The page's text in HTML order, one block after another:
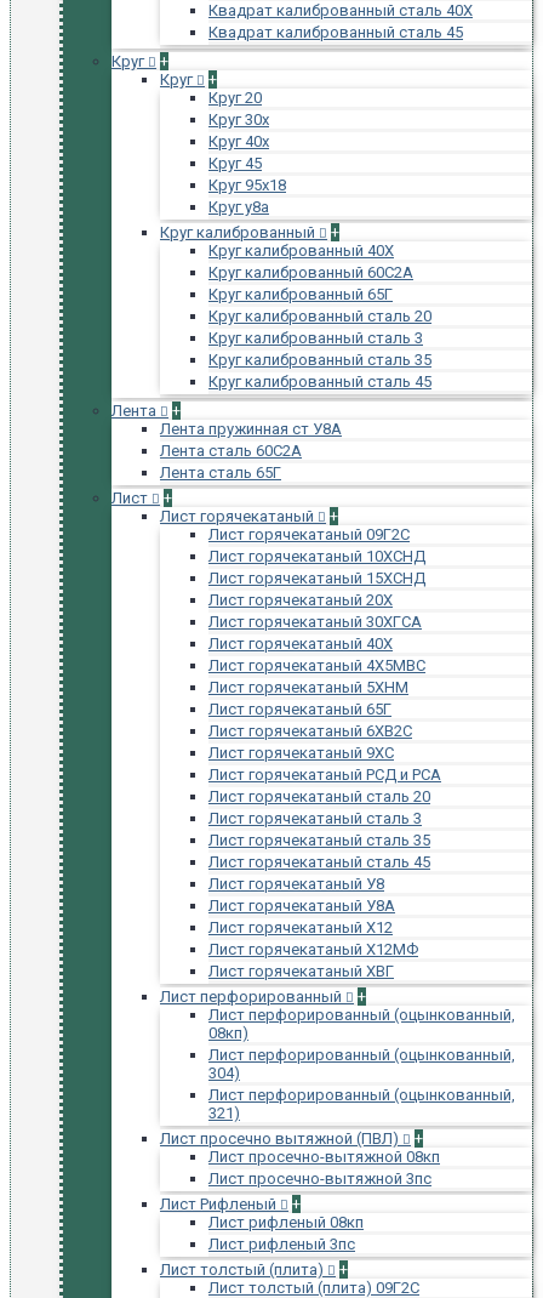
Квадрат калиброванный сталь 40Х
Квадрат калиброванный сталь 45
Круг
+
Круг
+
Круг 20
Круг 30х
Круг 40х
Круг 45
Круг 95х18
Круг у8а
Круг калиброванный
+
Круг калиброванный 40Х
Круг калиброванный 60С2А
Круг калиброванный 65Г
Круг калиброванный сталь 20
Круг калиброванный сталь 3
Круг калиброванный сталь 35
Круг калиброванный сталь 45
Лента
+
Лента пружинная ст У8А
Лента сталь 60С2А
Лента сталь 65Г
Лист
+
Лист горячекатаный
+
Лист горячекатаный 09Г2С
Лист горячекатаный 10ХСНД
Лист горячекатаный 15ХСНД
Лист горячекатаный 20Х
Лист горячекатаный 30ХГСА
Лист горячекатаный 40Х
Лист горячекатаный 4Х5МВС
Лист горячекатаный 5ХНМ
Лист горячекатаный 65Г
Лист горячекатаный 6ХВ2С
Лист горячекатаный 9ХС
Лист горячекатаный РСД и РСА
Лист горячекатаный сталь 20
Лист горячекатаный сталь 3
Лист горячекатаный сталь 35
Лист горячекатаный сталь 45
Лист горячекатаный У8
Лист горячекатаный У8А
Лист горячекатаный Х12
Лист горячекатаный Х12МФ
Лист горячекатаный ХВГ
Лист перфорированный
+
Лист перфорированный (оцынкованный,
08кп)
Лист перфорированный (оцынкованный,
304)
Лист перфорированный (оцынкованный,
321)
Лист просечно вытяжной (ПВЛ)
+
Лист просечно-вытяжной 08кп
Лист просечно-вытяжной 3пс
Лист Рифленый
+
Лист рифленый 08кп
Лист рифленый 3пс
Лист толстый (плита)
+
Лист толстый (плита) 09Г2С